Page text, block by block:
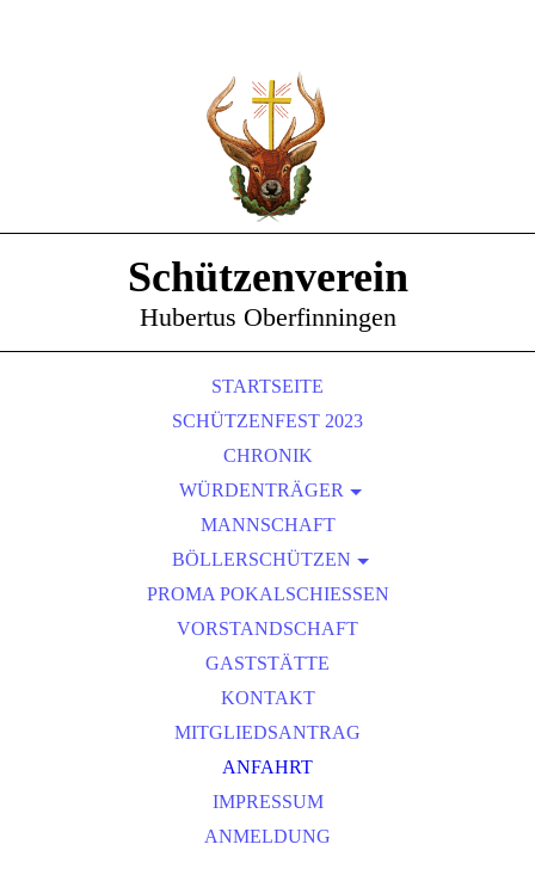
Schützenverein
Hubertus Oberfinningen
STARTSEITE
SCHÜTZENFEST 2023
CHRONIK
WÜRDENTRÄGER
SCHÜTZENKÖNIGE
VEREINSMEISTER
MANNSCHAFT
BÖLLERSCHÜTZEN
OKTOBERFEST & BÖLLERSCHIESSEN
BILDER HUBERTUSMESSE
VIDEO NEUJAHRSBÖLLERN
BILDER BÖLLER
PROMA POKALSCHIESSEN
VORSTANDSCHAFT
GASTSTÄTTE
KONTAKT
MITGLIEDSANTRAG
ANFAHRT
IMPRESSUM
ANMELDUNG